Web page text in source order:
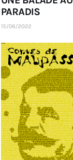
PARADIS
15/06/2022